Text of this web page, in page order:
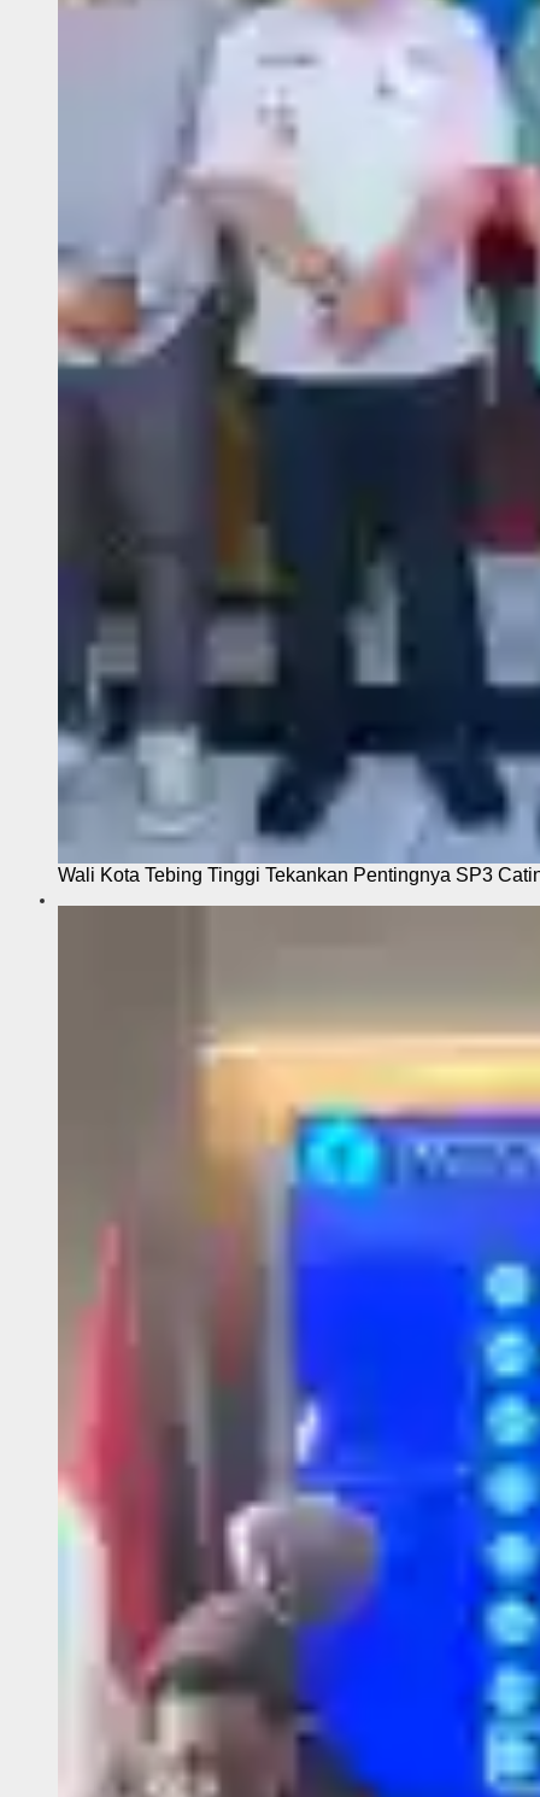
Wali Kota Tebing Tinggi Tekankan Pentingnya SP3